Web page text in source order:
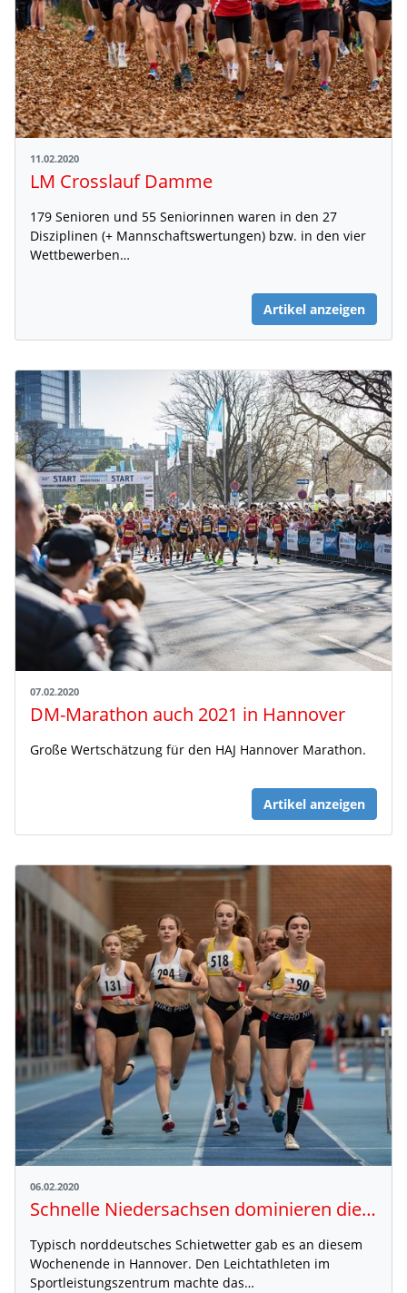
11.02.2020
LM Crosslauf Damme
179 Senioren und 55 Seniorinnen waren in den 27
Disziplinen (+ Mannschaftswertungen) bzw. in den vier
Wettbewerben…
Artikel anzeigen
07.02.2020
DM-Marathon auch 2021 in Hannover
Große Wertschätzung für den HAJ Hannover Marathon.
Artikel anzeigen
06.02.2020
Schnelle Niedersachsen dominieren die NDM
Typisch norddeutsches Schietwetter gab es an diesem
Wochenende in Hannover. Den Leichtathleten im
Sportleistungszentrum machte das…